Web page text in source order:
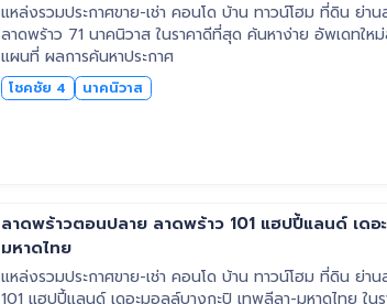
แหล่งรวมประกาศขาย-เช่า คอนโด บ้าน ทาวน์โฮม ที่ดิน ย่า
ลาดพร้าว 71 นาคนิวาส ในราคาดีที่สุด ค้นหาง่าย อัพเดทให
แผนที่ ผลการค้นหาประกาศ
โชคชัย 4 นาคนิวาส
ลาดพร้าวตอนปลาย ลาดพร้าว 101 แฮปปี้แลนด์ เดอ
มหาดไทย
แหล่งรวมประกาศขาย-เช่า คอนโด บ้าน ทาวน์โฮม ที่ดิน ย่า
101 แฮปปี้แลนด์ เดอะมอลล์บางกะปิ เทพลีลา-มหาดไทย ใ